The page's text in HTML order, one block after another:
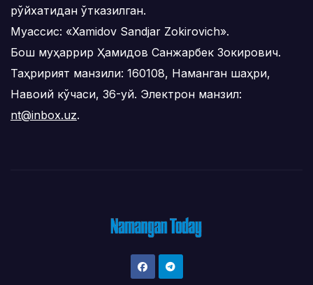
рўйхатидан ўтказилган.
Муассис: «Xamidov Sandjar Zokirovich».
Бош муҳаррир Ҳамидов Санжарбек Зокирович.
Таҳририят манзили: 160108, Наманган шаҳри,
Навоий кўчаси, 36-уй. Электрон манзил:
nt@inbox.uz.